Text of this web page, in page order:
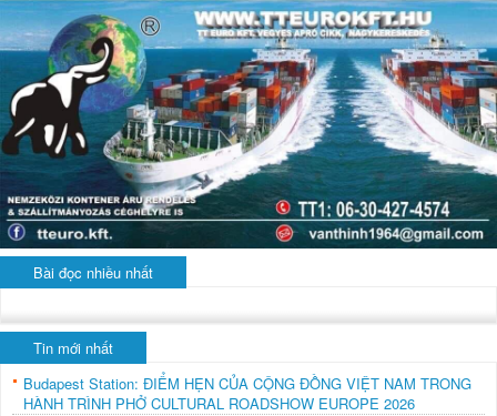
Bài đọc nhiều nhất
Tin mới nhất
Budapest Station: ĐIỂM HẸN CỦA CỘNG ĐỒNG VIỆT NAM TRONG
HÀNH TRÌNH PHỞ CULTURAL ROADSHOW EUROPE 2026